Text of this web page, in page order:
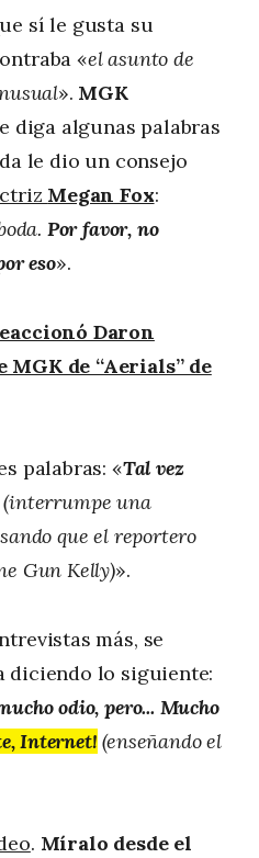
sí le gusta su
«el asunto de
». MGK
diga algunas palabras
le dio un consejo
Megan Fox:
Por favor, no
eso».
Daron
de “Aerials” de
palabras: «Tal vez
(interrumpe una
que el reportero
Gun Kelly)».
más, se
diciendo lo siguiente:
odio, pero... Mucho
Internet! (enseñando el
. Míralo desde el